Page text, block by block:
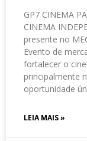
GP7 CINEMA
CINEMA
presente no
Evento de
fortalecer o
principalmente
oportunidade
LEIA MAIS »